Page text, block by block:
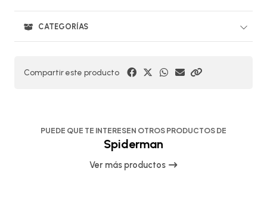
CATEGORÍAS
Compartir este producto
PUEDE QUE TE INTERESEN OTROS PRODUCTOS DE
Spiderman
Ver más productos